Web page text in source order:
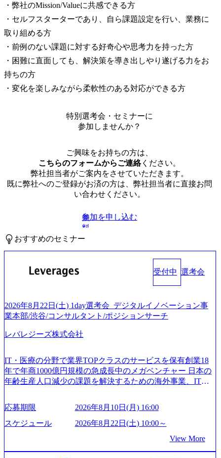
・弊社のMission/Valueに共感できる方
・セルフスターターであり、自ら課題設定を行い、業務に
取り組める方
・前例のない課題に対する好奇心や思考力を持った方
・困難に直面しても、解決策を導き出しやり遂げる力をお
持ちの方
・変化を楽しみながら柔軟性のある対応ができる方
特別選考会・セミナーに
参加しませんか？
ご興味をお持ちの方は、
こちらのフォームからご連絡ください。
弊社担当者がご案内をさせていただきます。
既に弊社へのご登録がお済の方は、弊社担当者に直接お問
い合わせください。
無
料
参加を申し込む
おすすめのセミナー
受付中 選考会
2026年8月22日(土) 1day選考会_デジタルイノベーション事
業本部/渋谷/コンサルタント/ポジションサーチ
レバレジーズ株式会社
IT・医療の分野で業界TOPクラスのサービスを保有創業18
年で年商1000億円規模の急成長中のメガベンチャー 日本の
年齢生産人口減少の課題を解決するための海外事業、IT事
以上の事業を展開する オールインハウスの組織体制をとっ
ており社内で新しい事業開発などの人員調達できる 独立資
本経営をとっており、事業創造の自由度が高い https://storag
s/20240925162633_7242d0de-3e54-4f03-b076-00318d5c0dff_120
0x644.webp レバレジーズ株式会社 会社説明資料 (https://spea
応募期限
2026年8月10日(月) 16:00
スケジュール
2026年8月22日(土) 10:00～
View More